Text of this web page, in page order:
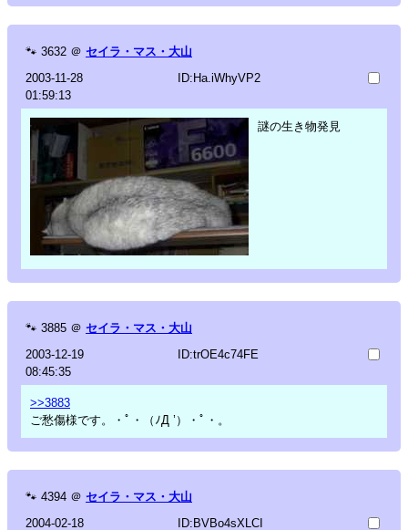
🐾 3632 ＠ セイラ・マス・大山
2003-11-28
01:59:13
ID:Ha.iWhyVP2
謎の生き物発見
🐾 3885 ＠ セイラ・マス・大山
2003-12-19
08:45:35
ID:trOE4c74FE
>>3883
ご愁傷様です。・ﾟ・（ﾉД ’）・ﾟ・。
🐾 4394 ＠ セイラ・マス・大山
2004-02-18
ID:BVBo4sXLCI